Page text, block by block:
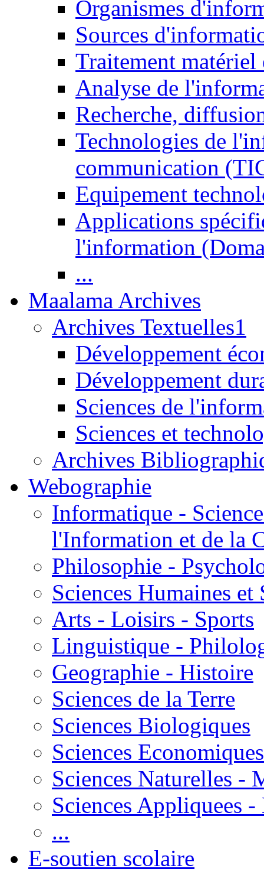
Organismes
Sources
Traitement matériel
Analyse de
Recherche,
Technologies de
communication
Equipement
Applications
l'information
...
Maalama Archives
Archives Textuelles1
Développement
Développement
Sciences de
Sciences et
Archives
Webographie
Informatique -
l'Information et de la
Philosophie -
Sciences Humaines et
Arts - Loisirs - Sports
Linguistique -
Geographie - Histoire
Sciences de la Terre
Sciences Biologiques
Sciences Economiques
Sciences Naturelles -
Sciences Appliquees
...
E-soutien scolaire